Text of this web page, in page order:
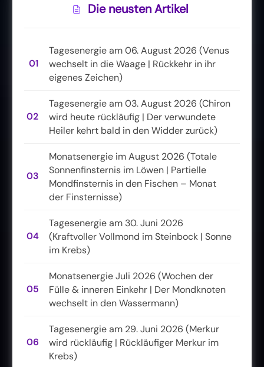
Die neusten Artikel
01
Tagesenergie am 06. August 2026 (Venus
wechselt in die Waage | Rückkehr in ihr
eigenes Zeichen)
02
Tagesenergie am 03. August 2026 (Chiron
wird heute rückläufig | Der verwundete
Heiler kehrt bald in den Widder zurück)
03
Monatsenergie im August 2026 (Totale
Sonnenfinsternis im Löwen | Partielle
Mondfinsternis in den Fischen – Monat
der Finsternisse)
04
Tagesenergie am 30. Juni 2026
(Kraftvoller Vollmond im Steinbock | Sonne
im Krebs)
05
Monatsenergie Juli 2026 (Wochen der
Fülle & inneren Einkehr | Der Mondknoten
wechselt in den Wassermann)
06
Tagesenergie am 29. Juni 2026 (Merkur
wird rückläufig | Rückläufiger Merkur im
Krebs)